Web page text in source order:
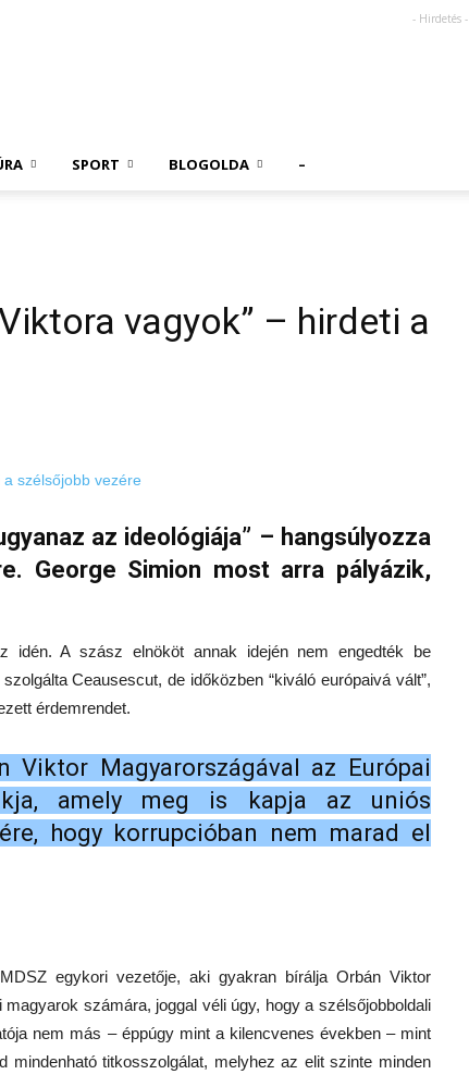
- Hirdetés -
SPORT BLOGOLDA –
vagyok” – hirdeti a
az ideológiája” – hangsúlyozza
George Simion most arra pályázik,
idén. A szász elnököt annak idején nem engedték be
Ceausescut, de időközben “kiváló európaivá vált”,
érdemrendet.
Viktor Magyarországával az Európai
amely meg is kapja az uniós
hogy korrupcióban nem marad el
egykori vezetője, aki gyakran bírálja Orbán Viktor
számára, joggal véli úgy, hogy a szélsőjobboldali
nem más – éppúgy mint a kilencvenes években – mint
mindenható titkosszolgálat, melyhez az elit szinte minden